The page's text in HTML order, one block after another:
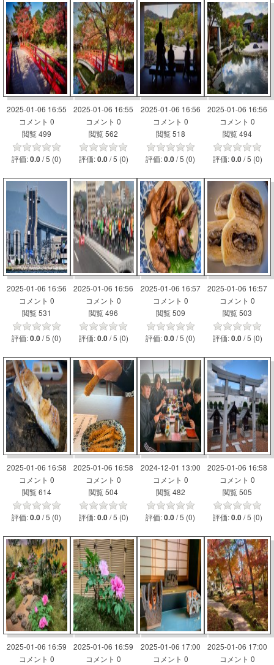
2025-01-06 16:55
コメント 0
閲覧 499
評価:0.0 / 5 (0)
2025-01-06 16:55
コメント 0
閲覧 562
評価:0.0 / 5 (0)
2025-01-06 16:56
コメント 0
閲覧 518
評価:0.0 / 5 (0)
2025-01-06 16:56
コメント 0
閲覧 494
評価:0.0 / 5 (0)
2025-01-06 16:56
コメント 0
閲覧 531
評価:0.0 / 5 (0)
2025-01-06 16:56
コメント 0
閲覧 496
評価:0.0 / 5 (0)
2025-01-06 16:57
コメント 0
閲覧 509
評価:0.0 / 5 (0)
2025-01-06 16:57
コメント 0
閲覧 503
評価:0.0 / 5 (0)
2025-01-06 16:58
コメント 0
閲覧 614
評価:0.0 / 5 (0)
2025-01-06 16:58
コメント 0
閲覧 504
評価:0.0 / 5 (0)
2024-12-01 13:00
コメント 0
閲覧 482
評価:0.0 / 5 (0)
2025-01-06 16:58
コメント 0
閲覧 505
評価:0.0 / 5 (0)
2025-01-06 16:59
コメント 0
2025-01-06 16:59
コメント 0
2025-01-06 17:00
コメント 0
2025-01-06 17:00
コメント 0